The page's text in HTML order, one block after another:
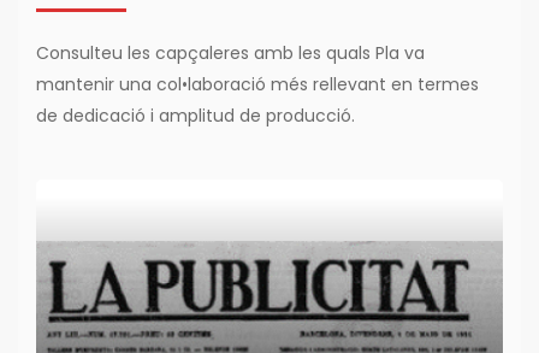
Consulteu les capçaleres amb les quals Pla va
mantenir una col•laboració més rellevant en termes
de dedicació i amplitud de producció.